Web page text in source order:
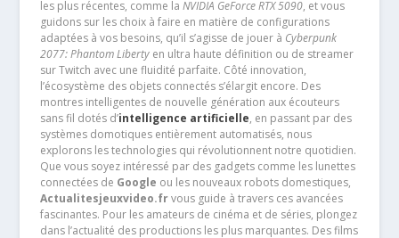
les plus récentes, comme la NVIDIA GeForce RTX 5090, et vous
guidons sur les choix à faire en matière de configurations
adaptées à vos besoins, qu’il s’agisse de jouer à Cyberpunk
2077: Phantom Libertyen ultra haute définition ou de streamer
sur Twitch avec une fluidité parfaite. Côté innovation,
l’écosystème des objets connectés s’élargit encore. Des
montres intelligentes de nouvelle génération aux écouteurs
sans fil dotés d’intelligence artificielle, en passant par des
systèmes domotiques entièrement automatisés, nous
explorons les technologies qui révolutionnent notre quotidien.
Que vous soyez intéressé par des gadgets comme les lunettes
connectées de Google ou les nouveaux robots domestiques,
Actualitesjeuxvideo.frvous guide à travers ces avancées
fascinantes. Pour les amateurs de cinéma et de séries, plongez
dans l’actualité des productions les plus marquantes. Des films